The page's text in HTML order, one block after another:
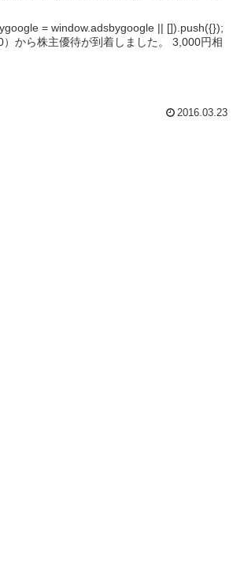
= window.adsbygoogle || []).push({});
から株主優待が到着しました。 3,000円相
2016.03.23